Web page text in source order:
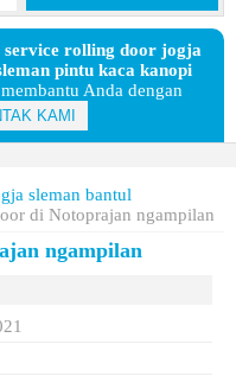
service rolling door jogja
pintu kaca kanopi
Anda dengan
KAMI
sleman bantul
di Notoprajan ngampilan
ngampilan